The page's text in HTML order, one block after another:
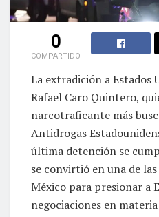
0
COMPARTIDO
La extradición a Estados
Rafael Caro Quintero,
narcotraficante más
Antidrogas
última detención se
se convirtió en una de
México para presionar a
negociaciones en